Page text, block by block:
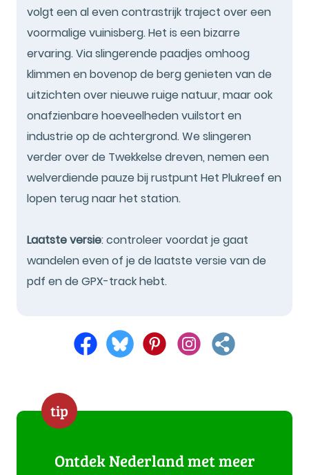
volgt een al even contrastrijk traject over een
voormalige vuinisberg. Het is een bizarre
ervaring. Via slingerende paadjes omhoog
klimmen en bovenop de berg genieten van de
uitzichten over nieuwe ruige natuur, maar ook
onafzienbare hoeveelheden vuilstort en
industrie op de achtergrond. We slingeren
verder over de Twekkelse dreven, nemen een
welverdiende pauze bij rustpunt Het Plukreef en
lopen terug naar het station.
Laatste versie: controleer voordat je gaat
wandelen even of je de laatste versie van de
pdf en de GPX-track hebt.
tip
Ontdek Nederland met meer